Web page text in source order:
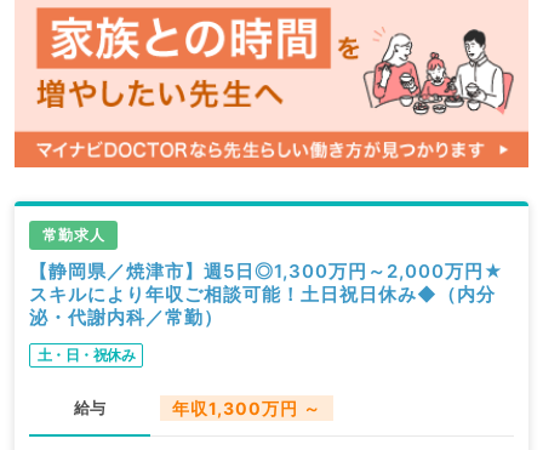
常勤求人
【静岡県／焼津市】週5日◎1,300万円～2,000万円★
スキルにより年収ご相談可能！土日祝日休み◆（内分
泌・代謝内科／常勤）
土・日・祝休み
給与 年収1,300万円 ～